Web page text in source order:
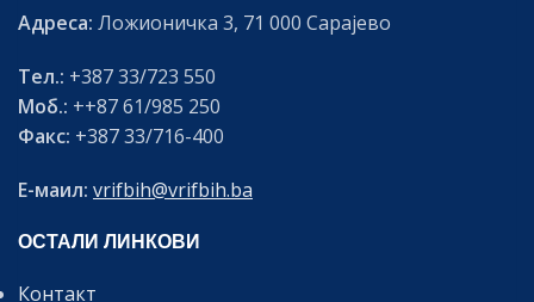
Адреса: Ложионичка 3, 71 000 Сарајево
Тел.: +387 33/723 550
Моб.: ++87 61/985 250
Факс: +387 33/716-400
Е-маил: vrifbih@vrifbih.ba
ОСТАЛИ ЛИНКОВИ
Контакт